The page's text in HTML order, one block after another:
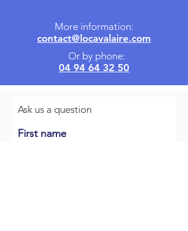
More information:
contact@locavalaire.com
Or by phone:
04 94 64 32 50
Ask us a question
First name